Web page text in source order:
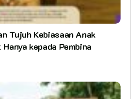
Tujuh Kebiasaan Anak
kepada Pembina